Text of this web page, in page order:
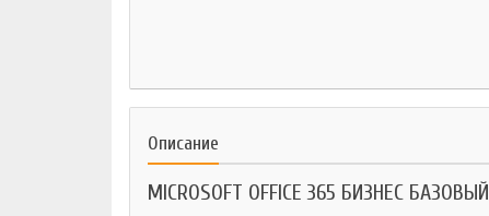
Описание
MICROSOFT OFFICE 365 БИЗНЕС БАЗОВЫЙ